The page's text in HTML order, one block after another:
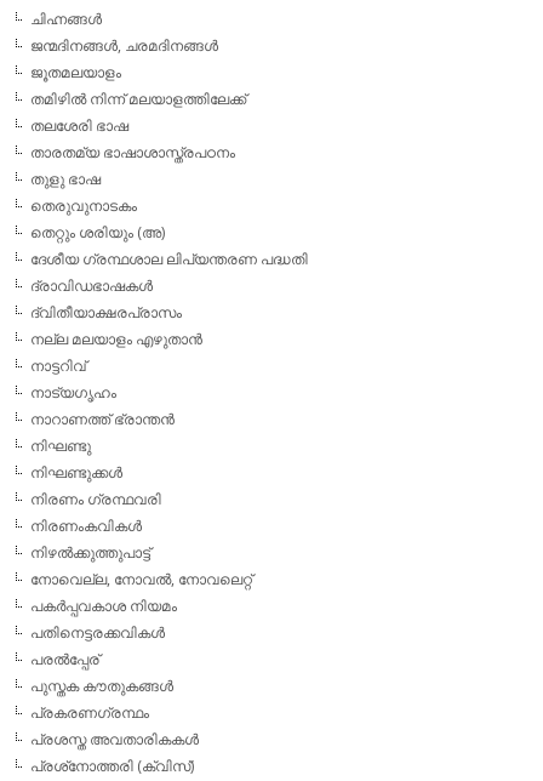
ചിഹ്നങ്ങള്‍
ജന്മദിനങ്ങള്‍, ചരമദിനങ്ങള്‍
ജൂതമലയാളം
തമിഴില്‍ നിന്ന് മലയാളത്തിലേക്ക്
തലശേരി ഭാഷ
താരതമ്യ ഭാഷാശാസ്ത്രപഠനം
തുളു ഭാഷ
തെരുവുനാടകം
തെറ്റും ശരിയും (അ)
ദേശീയ ഗ്രന്ഥശാല ലിപ്യന്തരണ പദ്ധതി
ദ്രാവിഡഭാഷകള്‍
ദ്വിതീയാക്ഷരപ്രാസം
നല്ല മലയാളം എഴുതാന്‍
നാട്ടറിവ്
നാട്യഗൃഹം
നാറാണത്ത് ഭ്രാന്തന്‍
നിഘണ്ടു
നിഘണ്ടുക്കള്‍
നിരണം ഗ്രന്ഥവരി
നിരണംകവികള്‍
നിഴല്‍ക്കുത്തുപാട്ട്
നോവെല്ല, നോവല്‍, നോവലെറ്റ്
പകര്‍പ്പവകാശ നിയമം
പതിനെട്ടരക്കവികള്‍
പരല്‍പ്പേര്
പുസ്തക കൗതുകങ്ങള്‍
പ്രകരണഗ്രന്ഥം
പ്രശസ്ത അവതാരികകള്‍
പ്രശ്‌നോത്തരി (ക്വിസ്)